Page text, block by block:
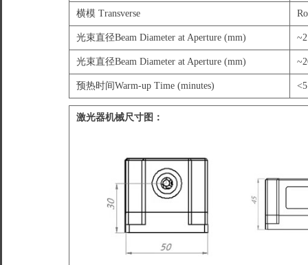
横模 Transverse
光束直径Beam Diameter at Aperture (mm) ~2
光束直径Beam Diameter at Aperture (mm)
预热时间Warm-up Time (minutes) <5
激光器机械尺寸图：